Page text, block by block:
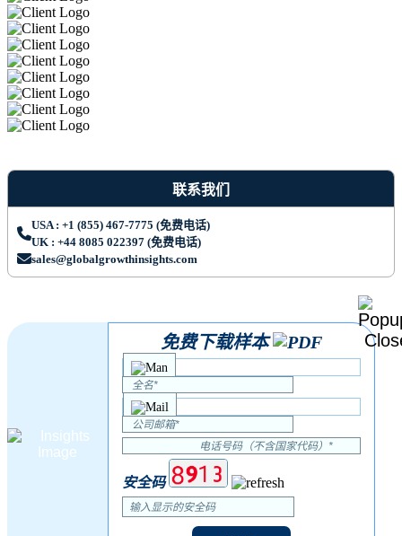
联系我们
USA : +1 (855) 467-7775 (免费电话)
UK : +44 8085 022397 (免费电话)
sales@globalgrowthinsights.com
免费下载样本
安全码